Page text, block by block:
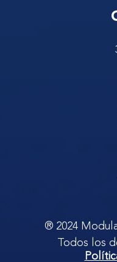
® 2024
Todos los